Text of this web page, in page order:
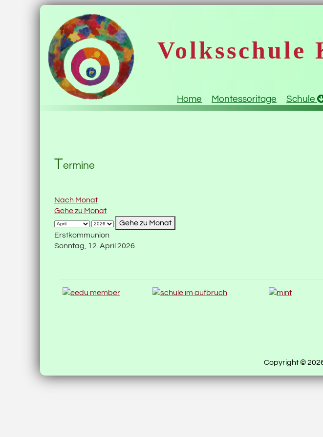
Volksschule
Home Montessoritage Schule
Termine
Nach Monat
Gehe zu Monat
Gehe zu Monat
Erstkommunion
Sonntag, 12. April 2026
Copyright ©